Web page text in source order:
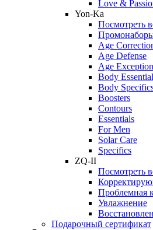
Love &
Yon-Ka
Посмотреть
Age
Age Defense
Age Exception
Body
Body
Boosters
Contours
Essentials
For Men
Solar Care
Specifics
ZQ-II
Посмотреть
Проблемная
Увлажнение
Подарочный сертификат